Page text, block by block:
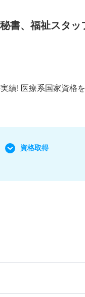
書、福祉スタッ
績! 医療系国家資格
資格取得